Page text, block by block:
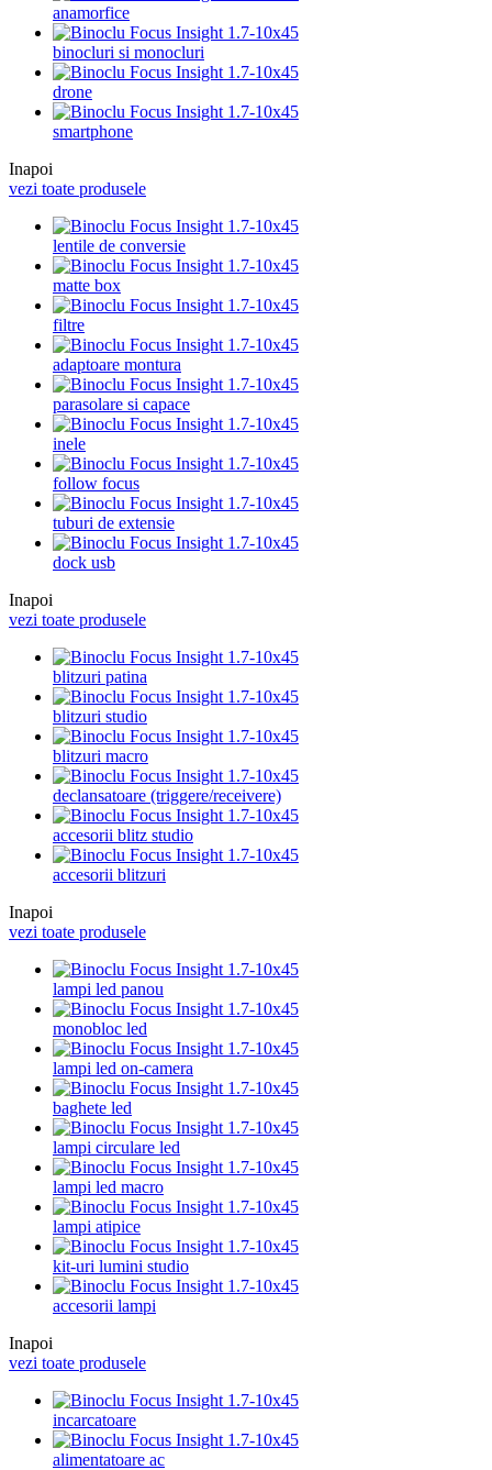
anamorfice
binocluri si monocluri
drone
smartphone
Inapoi
vezi toate produsele
lentile de conversie
matte box
filtre
adaptoare montura
parasolare si capace
inele
follow focus
tuburi de extensie
dock usb
Inapoi
vezi toate produsele
blitzuri patina
blitzuri studio
blitzuri macro
declansatoare (triggere/receivere)
accesorii blitz studio
accesorii blitzuri
Inapoi
vezi toate produsele
lampi led panou
monobloc led
lampi led on-camera
baghete led
lampi circulare led
lampi led macro
lampi atipice
kit-uri lumini studio
accesorii lampi
Inapoi
vezi toate produsele
incarcatoare
alimentatoare ac